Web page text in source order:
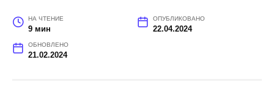
НА ЧТЕНИЕ
9 мин
ОПУБЛИКОВАНО
22.04.2024
ОБНОВЛЕНО
21.02.2024